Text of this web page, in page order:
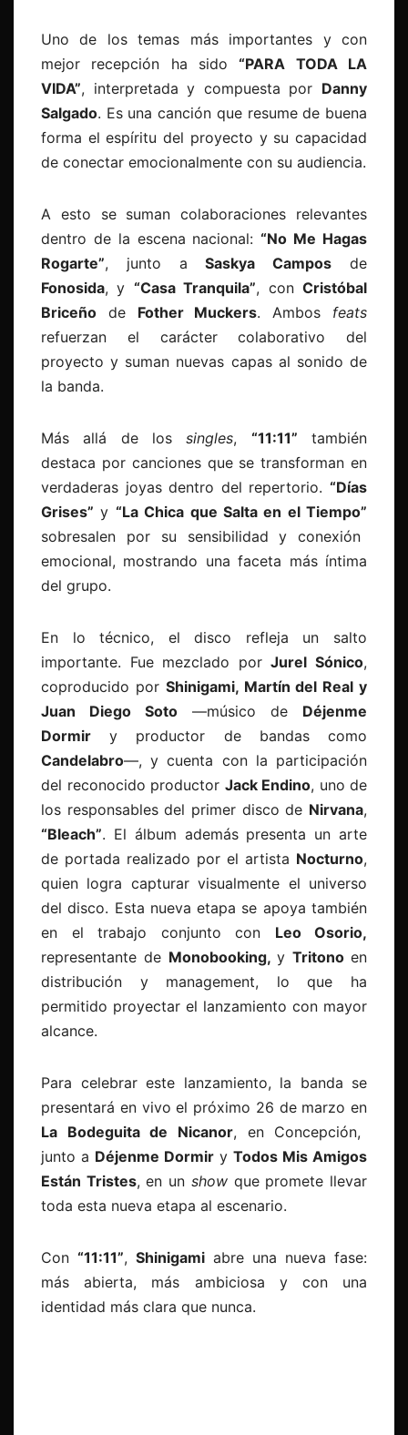
Uno de los temas más importantes y con
mejor recepción ha sido“PARA TODA LA
VIDA”, interpretada y compuesta por Danny
Salgado. Es una canción que resume de buena
forma el espíritu del proyecto y su capacidad
de conectar emocionalmente con su audiencia.
A esto se suman colaboraciones relevantes
dentro de la escena nacional:“No Me Hagas
Rogarte”, junto aSaskya Campos de
Fonosida, y “Casa Tranquila”, conCristóbal
Briceño de Fother Muckers. Ambos feats
refuerzan el carácter colaborativo del
proyecto y suman nuevas capas al sonido de
la banda.
Más allá de lossingles, “11:11” también
destaca por canciones que se transforman en
verdaderas joyas dentro del repertorio. “Días
Grises” y “La Chica que Salta en el Tiempo”
sobresalen por su sensibilidad y conexión
emocional, mostrando una faceta más íntima
del grupo.
En lo técnico, el disco refleja un salto
importante. Fue mezclado porJurel Sónico,
coproducido por Shinigami, Martín del Real y
Juan Diego Soto —músico de Déjenme
Dormir y productor de bandas como
Candelabro—, y cuenta con la participación
del reconocido productor Jack Endino, uno de
los responsables del primer disco de Nirvana,
“Bleach”. El álbum además presenta un arte
de portada realizado por el artista Nocturno,
quien logra capturar visualmente el universo
del disco. Esta nueva etapa se apoya también
en el trabajo conjunto con Leo Osorio,
representante de Monobooking,y Tritonoen
distribución y management, lo que ha
permitido proyectar el lanzamiento con mayor
alcance.
Para celebrar este lanzamiento, la banda se
presentará en vivo el próximo 26 de marzo en
La Bodeguita de Nicanor, en Concepción,
junto a Déjenme Dormir y Todos Mis Amigos
Están Tristes, en un showque promete llevar
toda esta nueva etapa al escenario.
Con “11:11”, Shinigami abre una nueva fase:
más abierta, más ambiciosa y con una
identidad más clara que nunca.